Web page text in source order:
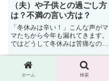
（夫）や子供との過ごし方
は？不満の言い方は？
「冬休みは辛い！」こんな声がマ
マたちから今年も漏れてきます。
ではどうして冬休みは苦痛なの
入った旦那（夫）が家に居るの
に、家事も育児も不参加で、苦し
んで悩んでいる母親も多い。で
生活の知恵
ホーム 検索